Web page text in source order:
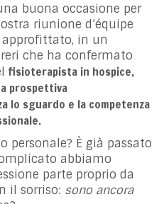
buona occasione per
riunione d’équipe
in un
che ha confermato
fisioterapista in hospice,
prospettiva
lo sguardo e la competenza
personale? È già passato
abbiamo
parte proprio da
il sorriso: sono ancora